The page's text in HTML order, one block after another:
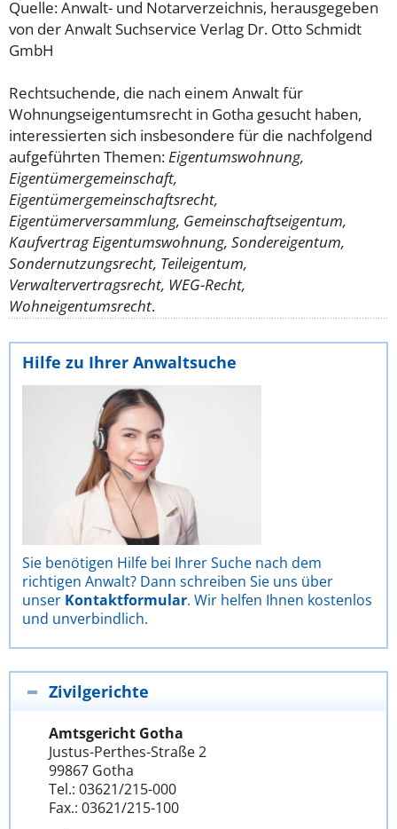
Quelle: Anwalt- und Notarverzeichnis, herausgegeben
von der Anwalt Suchservice Verlag Dr. Otto Schmidt
GmbH
Rechtsuchende, die nach einem Anwalt für
Wohnungseigentumsrecht in Gotha gesucht haben,
interessierten sich insbesondere für die nachfolgend
aufgeführten Themen:Eigentumswohnung,
Eigentümergemeinschaft,
Eigentümergemeinschaftsrecht,
Eigentümerversammlung, Gemeinschaftseigentum,
Kaufvertrag Eigentumswohnung, Sondereigentum,
Sondernutzungsrecht, Teileigentum,
Verwaltervertragsrecht, WEG-Recht,
Wohneigentumsrecht.
Hilfe zu Ihrer Anwaltsuche
Sie benötigen Hilfe bei Ihrer Suche nach dem
richtigen Anwalt? Dann schreiben Sie uns über
unser Kontaktformular. Wir helfen Ihnen kostenlos
und unverbindlich.
Zivilgerichte
Amtsgericht Gotha
Justus-Perthes-Straße 2
99867 Gotha
Tel.: 03621/215-000
Fax.: 03621/215-100